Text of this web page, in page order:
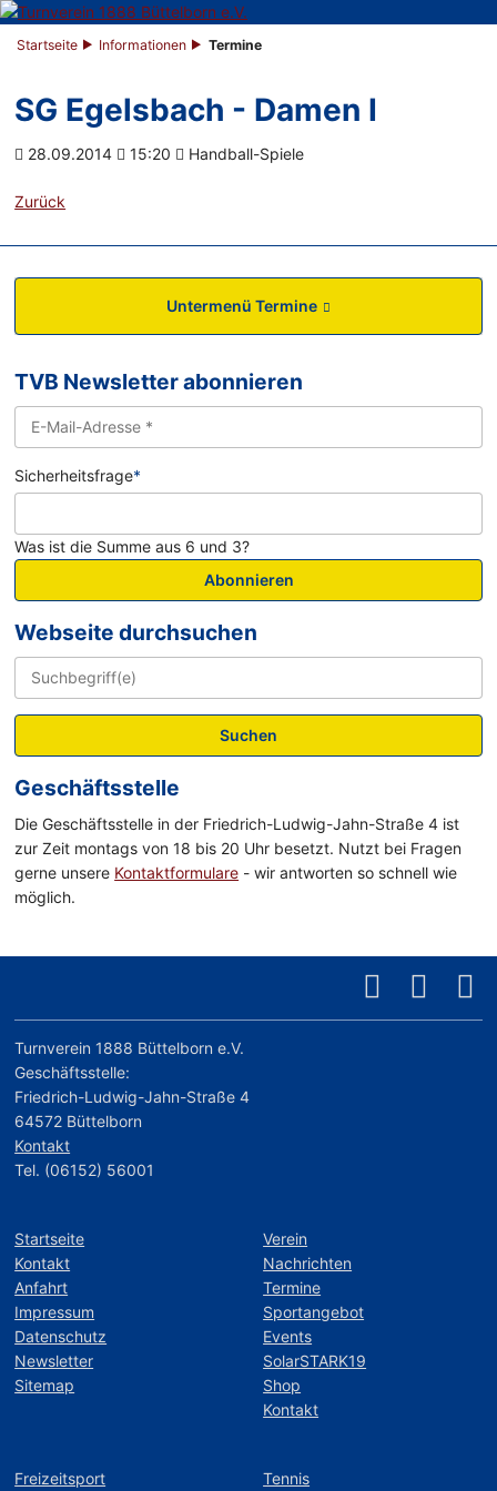
Startseite Informationen Termine
SG Egelsbach - Damen I
28.09.2014 15:20 Handball-Spiele
Zurück
Untermenü Termine
TVB Newsletter abonnieren
Sicherheitsfrage*
Was ist die Summe aus 6 und 3?
Abonnieren
Webseite durchsuchen
Suchen
Geschäftsstelle
Die Geschäftsstelle in der Friedrich-Ludwig-Jahn-Straße 4 ist
zur Zeit montags von 18 bis 20 Uhr besetzt. Nutzt bei Fragen
gerne unsere Kontaktformulare - wir antworten so schnell wie
möglich.
Turnverein 1888 Büttelborn e.V.
Geschäftsstelle:
Friedrich-Ludwig-Jahn-Straße 4
64572 Büttelborn
Kontakt
Tel. (06152) 56001
Startseite
Kontakt
Anfahrt
Impressum
Datenschutz
Newsletter
Sitemap
Verein
Nachrichten
Termine
Sportangebot
Events
SolarSTARK19
Shop
Kontakt
Freizeitsport Tennis